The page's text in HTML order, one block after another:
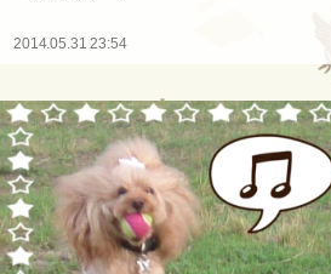
2014.05.31 23:54